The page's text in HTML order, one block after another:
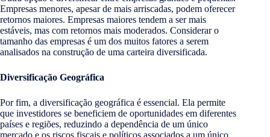
Empresas menores, apesar de mais arriscadas, podem oferecer
retornos maiores. Empresas maiores tendem a ser mais
estáveis, mas com retornos mais moderados. Considerar o
tamanho das empresas é um dos muitos fatores a serem
analisados na construção de uma carteira diversificada.
Diversificação Geográfica
Por fim, a diversificação geográfica é essencial. Ela permite
que investidores se beneficiem de oportunidades em diferentes
países e regiões, reduzindo a dependência de um único